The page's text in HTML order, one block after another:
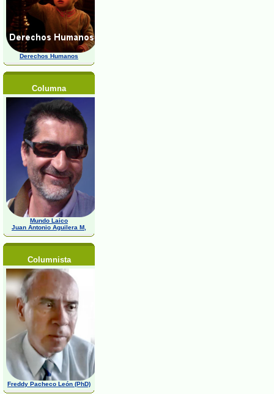
Derechos Humanos
Columna
Mundo Laico
Juan Antonio Aguilera M,
Columnista
Freddy Pacheco León (PhD)